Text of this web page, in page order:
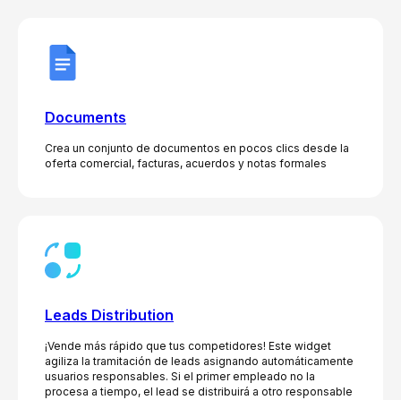
Documents
Crea un conjunto de documentos en pocos clics desde la
oferta comercial, facturas, acuerdos y notas formales
Leads Distribution
¡Vende más rápido que tus competidores! Este widget
agiliza la tramitación de leads asignando automáticamente
usuarios responsables. Si el primer empleado no la
procesa a tiempo, el lead se distribuirá a otro responsable